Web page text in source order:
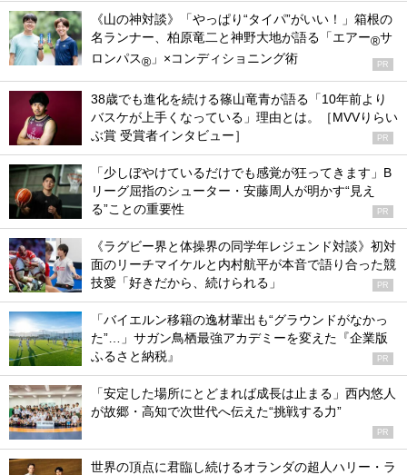
《山の神対談》「やっぱり“タイパ”がいい！」箱根の
名ランナー、柏原竜二と神野大地が語る「エアー®サ
ロンパス® 」×コンディショニング術 PR
38歳でも進化を続ける篠山竜青が語る「10年前より
バスケが上手くなっている」理由とは。［MVVりらい
ぶ賞 受賞者インタビュー］
PR
「少しぼやけているだけでも感覚が狂ってきます」B
リーグ屈指のシューター・安藤周人が明かす“見え
る”ことの重要性
PR
《ラグビー界と体操界の同学年レジェンド対談》初対
面のリーチマイケルと内村航平が本音で語り合った競
技愛「好きだから、続けられる」
PR
「バイエルン移籍の逸材輩出も“グラウンドがなかっ
た”…」サガン鳥栖最強アカデミーを変えた『企業版
ふるさと納税』
PR
「安定した場所にとどまれば成長は止まる」西内悠人
が故郷・高知で次世代へ伝えた“挑戦する力”
PR
世界の頂点に君臨し続けるオランダの超人ハリー・ラ